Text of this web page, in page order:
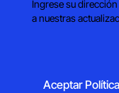
Ingrese su
a nuestras
Aceptar